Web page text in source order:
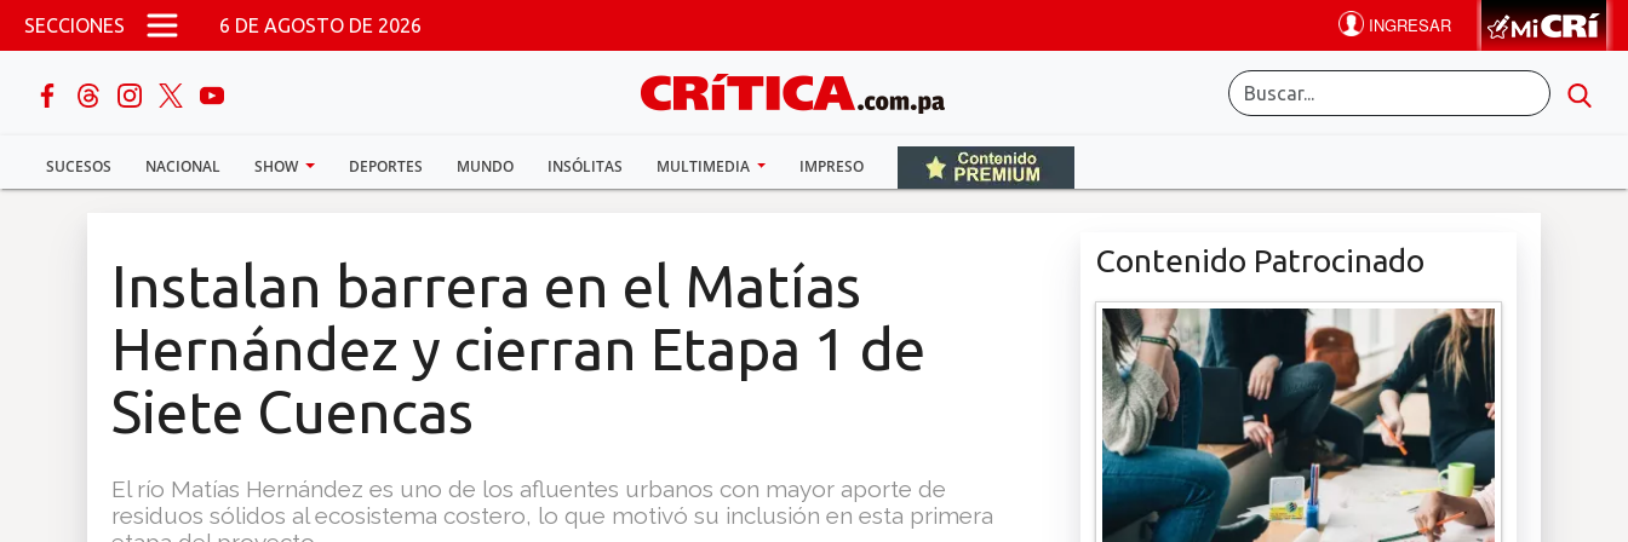
Pasar al contenido principal
SECCIONES 6 DE AGOSTO DE 2026
SUCESOS NACIONAL SHOW DEPORTES MUNDO INSÓLITAS MULTIMEDIA IMPRESO
buscar
Sucesos
Instalan barrera en el Matías
Hernández y cierran Etapa 1 de
Siete Cuencas
El río Matías Hernández es uno de los afluentes urbanos con mayor aporte de
residuos sólidos al ecosistema costero, lo que motivó su inclusión en esta primera
Contenido Patrocinado